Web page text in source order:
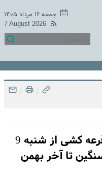
جمعه ۱۶ مرداد ۱۴۰۵
7 August 2026
/
/
فروش فوری خودرو بدون قرعه کشی از شنبه 9
تا آخر بهمن